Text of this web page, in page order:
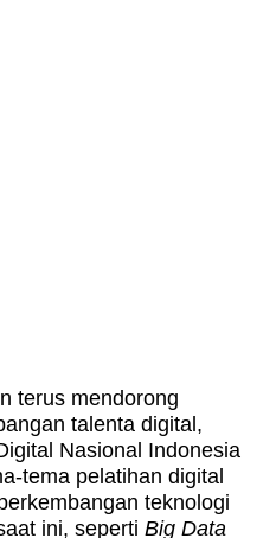
terus mendorong
talenta digital,
Nasional Indonesia
tema pelatihan digital
teknologi
ini, seperti Big Data